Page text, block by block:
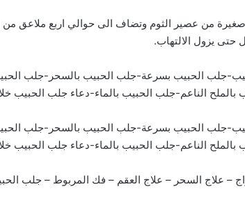
صغيرة من عصير الثوم وتضاف الى حوالي اربع ملاعق
حتى يزول الالتهاب.
جلب الحبيب بسرعة-جلب الحبيب بالسحر-جلب
الناعم-جلب الحبيب بالماء-دعاء جلب الحبيب
جلب الحبيب بسرعة-جلب الحبيب بالسحر-جلب
الناعم-جلب الحبيب بالماء-دعاء جلب الحبيب
– علاج السحر – علاج العقم – فك المربوط – جلب